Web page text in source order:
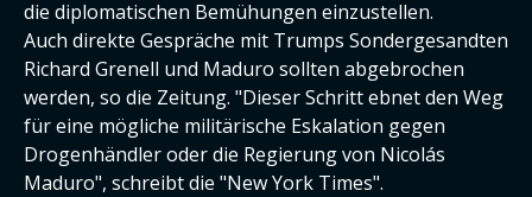
die diplomatischen Bemühungen einzustellen.
Auch direkte Gespräche mit Trumps Sondergesandten
Richard Grenell und Maduro sollten abgebrochen
werden, so die Zeitung. "Dieser Schritt ebnet den Weg
für eine mögliche militärische Eskalation gegen
Drogenhändler oder die Regierung von Nicolás
Maduro", schreibt die "New York Times".